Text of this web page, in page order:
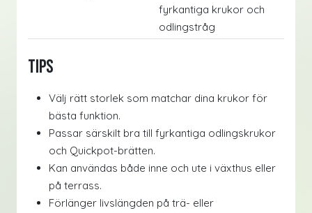
fyrkantiga krukor och
odlingstråg
Tips
Välj rätt storlek som matchar dina krukor för
bästa funktion.
Passar särskilt bra till fyrkantiga odlingskrukor
och Quickpot-brätten.
Kan användas både inne och ute i växthus eller
på terrass.
Förlänger livslängden på trä- eller